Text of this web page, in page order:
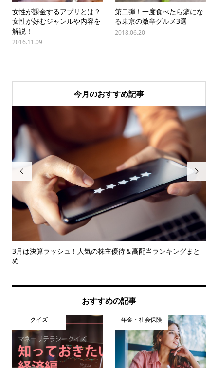
女性が課金するアプリとは？
女性が好むジャンルや内容を
解説！
2016.11.09
第二弾！一度食べたら癖にな
る東京の激辛グルメ3選
2018.06.20
今月のおすすめ記事

3月は決算ラッシュ！人気の株主優待＆高配当ランキングまと
め

おすすめの記事
クイズ 年金・社会保険